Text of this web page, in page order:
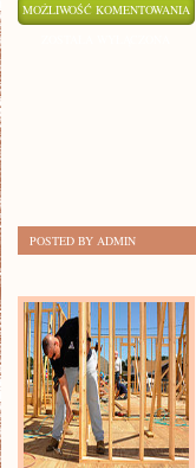
MOŻLIWOŚĆ KOMENTOWANIA
POSTED BY ADMIN